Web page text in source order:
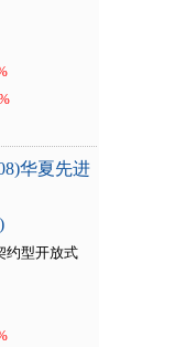
华夏先进
约型开放式